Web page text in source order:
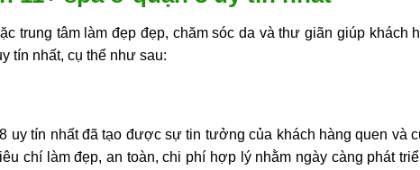
trung tâm làm đẹp đẹp, chăm sóc da và thư giãn giúp
tín nhất, cụ thể như sau:
uy tín nhất đã tạo được sự tin tưởng của khách hàng quen và
chí làm đẹp, an toàn, chi phí hợp lý nhằm ngày càng phát